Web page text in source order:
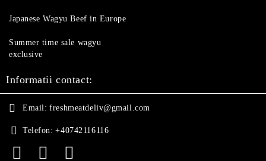
Japanese Wagyu Beef in Europe
Summer time sale wagyu
exclusive
Informatii contact:
Email: freshmeatdeliv@gmail.com
Telefon: +40742116116